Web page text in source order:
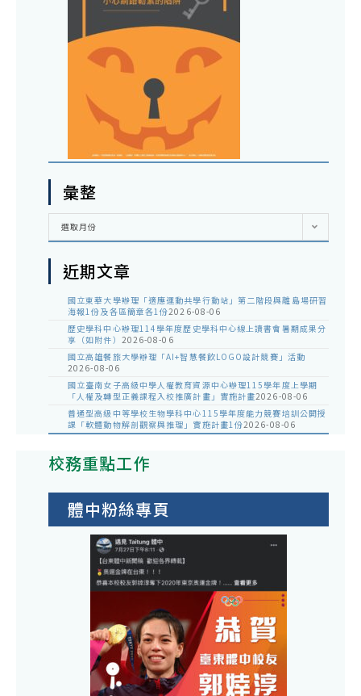
彙整
彙
選取月份
近期文章
國立東華大學辦理「適應運動共學行動站」第二階段與離島場研習
海報1份及各區簡章各1份2026-08-06
歷史學科中心辦理114學年度歷史學科中心線上讀書會暑期成果分
享（如附件） 2026-08-06
國立高雄餐旅大學辦理「AI+智慧餐飲LOGO設計競賽」活動
2026-08-06
國立臺南女子高級中學人權教育資源中心辦理115學年度上學期
「人權及轉型正義課程入校推廣計畫」實施計畫2026-08-06
普通型高級中等學校生物學科中心115學年度能力競賽培訓公開授
課「軟體動物解剖觀察與推理」實施計畫1份2026-08-06
校務重點工作
體中粉絲專頁